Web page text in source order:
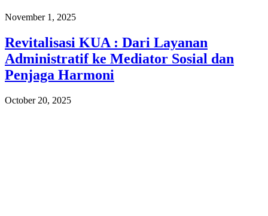
November 1, 2025
Revitalisasi KUA : Dari Layanan
Administratif ke Mediator Sosial dan
Penjaga Harmoni
October 20, 2025